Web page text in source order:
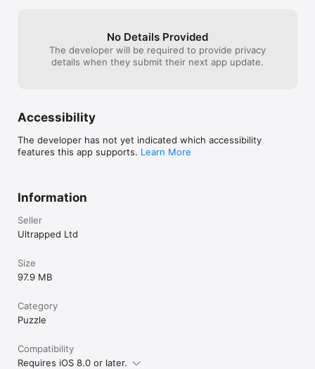
No Details Provided
The developer will be required to provide privacy
details when they submit their next app update.
Accessibility
The developer has not yet indicated which accessibility
features this app supports. Learn More
Information
Seller
Ultrapped Ltd
Size
97.9 MB
Category
Puzzle
Compatibility
Requires iOS 8.0 or later.